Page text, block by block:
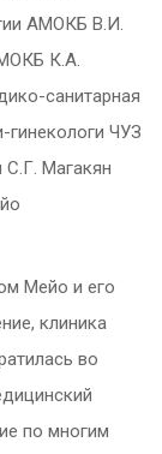
АМОКБ В.И.
К.А.
санитарная
гинекологи ЧУЗ
С.Г. Магакян
Мейо и его
клиника
во
по многим